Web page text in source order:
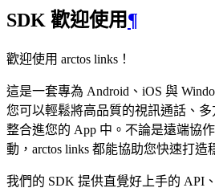
SDK 歡迎使用¶
歡迎使用 arctos links！
這是一套專為 Android、iOS 與
您可以輕鬆將高品質的視訊通話、
整合進您的 App 中。不論是遠端協
動，arctos links 都能協助您快速打造
我們的 SDK 提供直覺好上手的 API